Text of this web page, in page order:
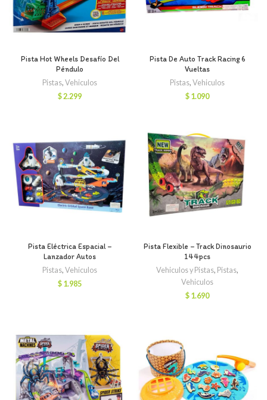
Pista Hot Wheels Desafío Del
Péndulo
Pistas, Vehiculos
$2.299
Pista De Auto Track Racing 6
Vueltas
Pistas, Vehiculos
$ 1.090
Pista Eléctrica Espacial –
Lanzador Autos
Pistas, Vehiculos
$ 1.985
Pista Flexible – Track Dinosaurio
144pcs
Vehiculos y Pistas, Pistas,
Vehiculos
$ 1.690